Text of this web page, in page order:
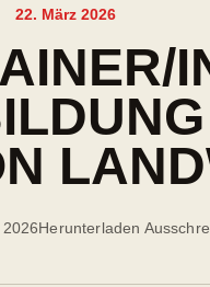
22. März 2026